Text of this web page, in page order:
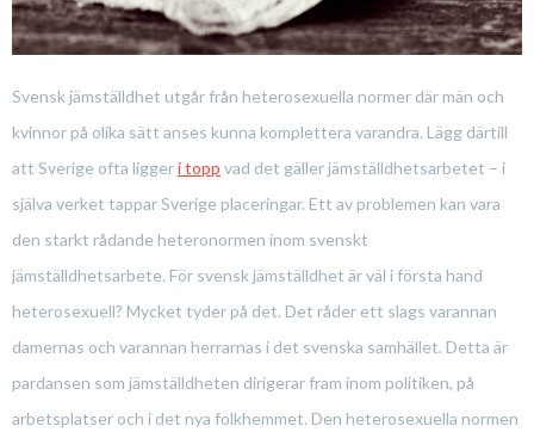
Svensk jämställdhet utgår från heterosexuella normer där män och
kvinnor på olika sätt anses kunna komplettera varandra. Lägg därtill
att Sverige ofta liggeri topp vad det gäller jämställdhetsarbetet – i
själva verket tappar Sverige placeringar. Ett av problemen kan vara
den starkt rådande heteronormen inom svenskt
jämställdhetsarbete. För svensk jämställdhet är väl i första hand
heterosexuell? Mycket tyder på det. Det råder ett slags varannan
damernas och varannan herrarnas i det svenska samhället. Detta är
pardansen som jämställdheten dirigerar fram inom politiken, på
arbetsplatser och i det nya folkhemmet. Den heterosexuella normen